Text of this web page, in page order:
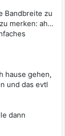
Bandbreite zu
merken: ah...
hause gehen,
und das evtl
dann